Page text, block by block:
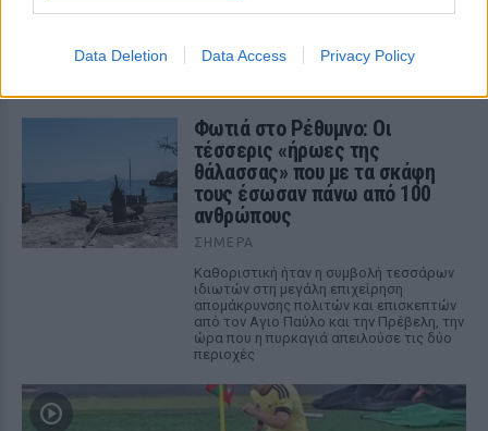
Data Deletion Data Access Privacy Policy
καταγγελίες πολιτών, καθώς οι
Φωτιά στο Ρέθυμνο: Οι
τέσσερις «ήρωες της
θάλασσας» που με τα σκάφη
τους έσωσαν πάνω από 100
ανθρώπους
ΣΉΜΕΡΑ
Καθοριστική ήταν η συμβολή τεσσάρων
ιδιωτών στη μεγάλη επιχείρηση
απομάκρυνσης πολιτών και επισκεπτών
από τον Αγιο Παύλο και την Πρέβελη, την
ώρα που η πυρκαγιά απειλούσε τις δύο
περιοχές